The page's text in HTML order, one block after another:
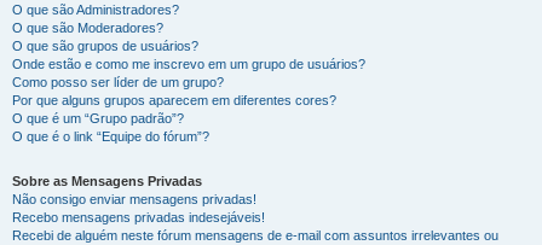
O que são Administradores?
O que são Moderadores?
O que são grupos de usuários?
Onde estão e como me inscrevo em um grupo de usuários?
Como posso ser líder de um grupo?
Por que alguns grupos aparecem em diferentes cores?
O que é um “Grupo padrão”?
O que é o link “Equipe do fórum”?
Sobre as Mensagens Privadas
Não consigo enviar mensagens privadas!
Recebo mensagens privadas indesejáveis!
Recebi de alguém neste fórum mensagens de e-mail com assuntos irrelevantes ou